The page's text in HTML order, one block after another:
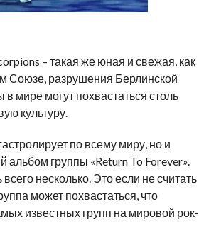
– такая же юная и свежая, как
Союзе, разрушения Берлинской
мире могут похвастаться столь
культуру.
по всему миру, но и
группы «Return To Forever».
несколько. Это если не считать
может похвастаться, что
известных групп на мировой рок-